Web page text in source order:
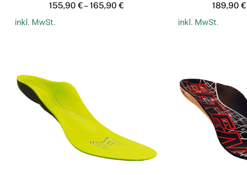
155,90€–165,90€
inkl. MwSt.
189,90€
inkl. MwSt.